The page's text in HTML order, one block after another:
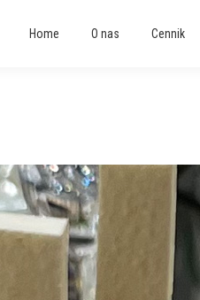
Home O nas Cennik